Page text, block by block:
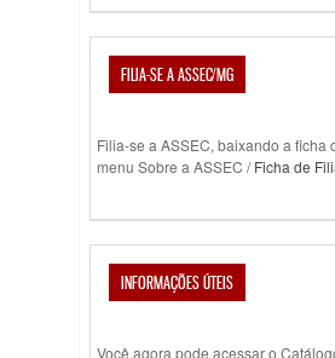
FILIA-SE A ASSEC/MG
Filia-se a ASSEC, baixando a ficha
menu Sobre a ASSEC /Ficha de
INFORMAÇÕES ÚTEIS
Você agora pode acessar o